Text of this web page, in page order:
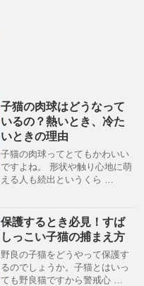
子猫の肉球はどうなって
いるの？熱いとき、冷た
いときの理由
子猫の肉球ってとてもかわいい
ですよね。 形状や触り心地に萌
える人も続出というくら …
保護するとき必見！すば
しっこい子猫の捕まえ方
野良の子猫をどうやって保護す
るのでしょうか。子猫とはいっ
ても野良猫ですから警戒心 …